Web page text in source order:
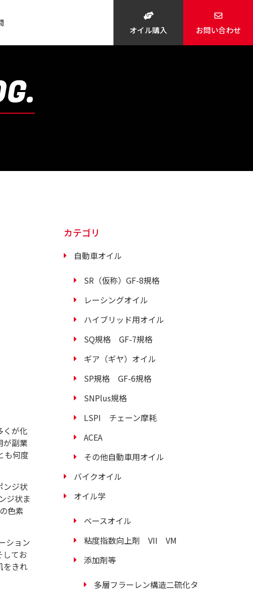
オイル購入 お問い合わせ
くが化
が副業
も何度
ンジ状
ジ状ま
色素
ション
してお
をきれ
カテゴリ
自動車オイル
SR（仮称）GF-8規格
レーシングオイル
ハイブリッド用オイル
SQ規格 GF-7規格
ギア（ギヤ）オイル
SP規格 GF-6規格
SNPlus規格
LSPI チェーン摩耗
ACEA
その他自動車用オイル
バイクオイル
オイル学
ベースオイル
粘度指数向上剤 VII VM
添加剤等
多層フラーレン構造二硫化タ